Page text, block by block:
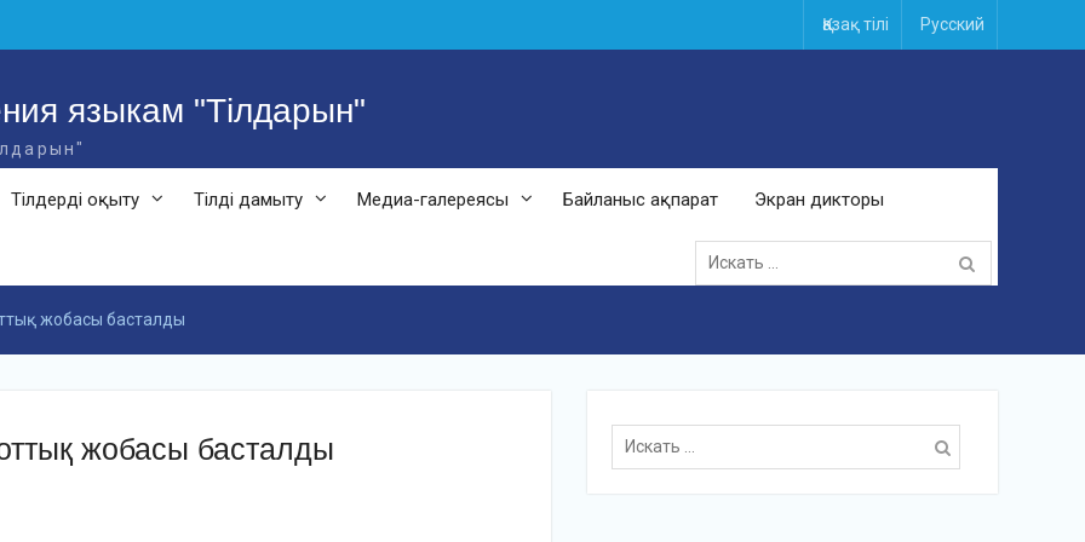
Қазақ тілі Русский
языкам "Тілдарын"
Тілдерді оқыту Тілді дамыту Медиа-галереясы Байланыс ақпарат Экран дикторы
Поиск
для:
жобасы басталды
жобасы басталды
Поиск
для: